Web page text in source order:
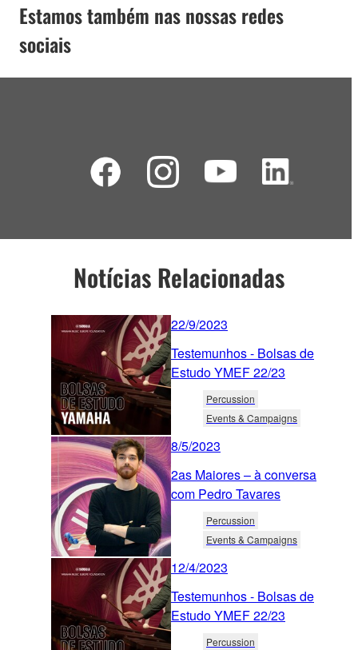
Estamos também nas nossas redes
sociais
Notícias Relacionadas
22/9/2023
Testemunhos - Bolsas de
Estudo YMEF 22/23
Percussion
Events & Campaigns
8/5/2023
2as Maiores – à conversa
com Pedro Tavares
Percussion
Events & Campaigns
12/4/2023
Testemunhos - Bolsas de
Estudo YMEF 22/23
Percussion